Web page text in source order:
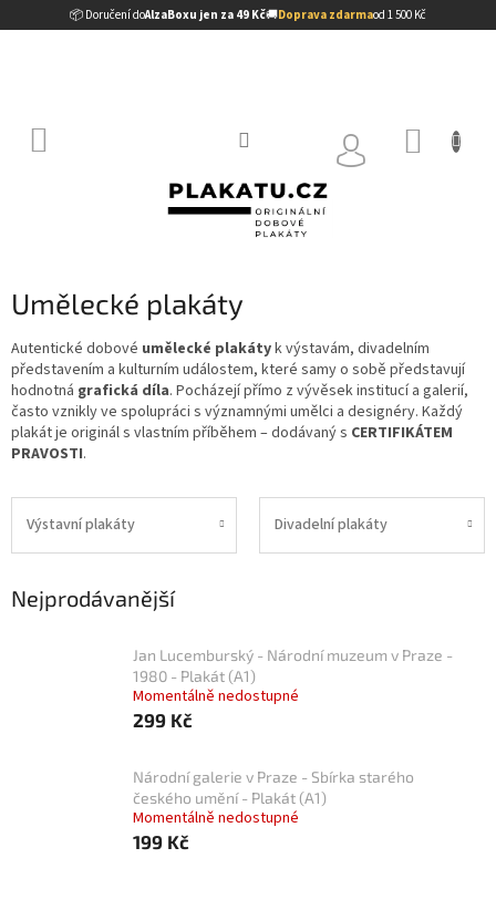
📦 Doručení doAlzaBoxu jen za 49 Kč🚚Doprava zdarmaod 1 500 Kč
na
Umělecké plakáty
Autentické dobové umělecké plakátyk výstavám, divadelním
představením a kulturním událostem, které samy o sobě představují
hodnotná grafická díla. Pocházejí přímo z vývěsek institucí a galerií,
často vznikly ve spolupráci s významnými umělci a designéry. Každý
plakát je originál s vlastním příběhem – dodávaný s CERTIFIKÁTEM
PRAVOSTI.
Výstavní plakáty Divadelní plakáty
Nejprodávanější
Jan Lucemburský - Národní muzeum v Praze -
1980 - Plakát (A1)
Momentálně nedostupné
299 Kč
Národní galerie v Praze - Sbírka starého
českého umění - Plakát (A1)
Momentálně nedostupné
199 Kč